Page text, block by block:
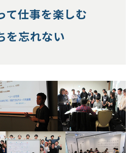
て仕事を楽しむ
を忘れない